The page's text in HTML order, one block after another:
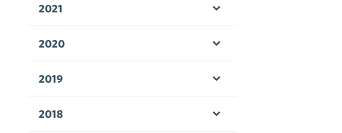
2021
2020
2019
2018